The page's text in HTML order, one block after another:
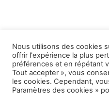
Mentions légales
Tous droits réservés CFE-
Nous utilisons des cookies
offrir l'expérience la plus
préférences et en répétant
Tout accepter », vous
les cookies. Cependant,
Paramètres des cookies »